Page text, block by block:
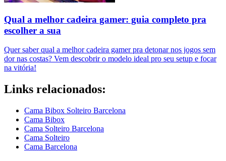
Qual a melhor cadeira gamer: guia completo pra
escolher a sua
Quer saber qual a melhor cadeira gamer pra detonar nos jogos sem
dor nas costas? Vem descobrir o modelo ideal pro seu setup e focar
na vitória!
Links relacionados:
Cama Bibox Solteiro Barcelona
Cama Bibox
Cama Solteiro Barcelona
Cama Solteiro
Cama Barcelona